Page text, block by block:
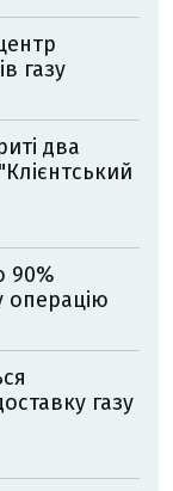
газу
два
90%
операцію
газу